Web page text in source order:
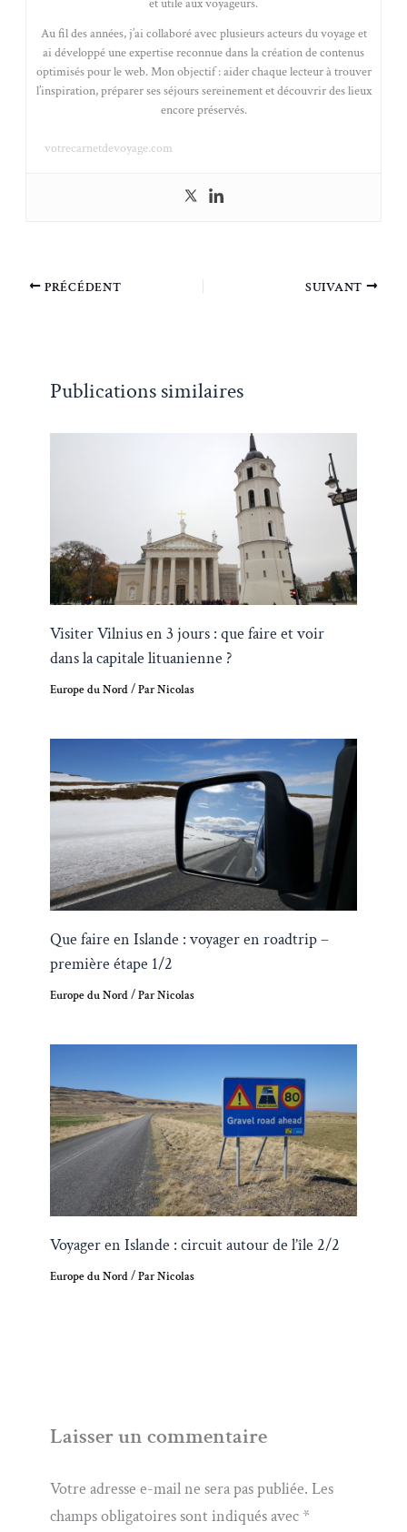
et utile aux voyageurs.
Au fil des années, j’ai collaboré avec plusieurs acteurs du voyage et
ai développé une expertise reconnue dans la création de contenus
optimisés pour le web. Mon objectif : aider chaque lecteur à trouver
l’inspiration, préparer ses séjours sereinement et découvrir des lieux
encore préservés.
votrecarnetdevoyage.com
PRÉCÉDENT SUIVANT
Publications similaires
Visiter Vilnius en 3 jours : que faire et voir
dans la capitale lituanienne ?
Europe du Nord/ ParNicolas
Que faire en Islande : voyager en roadtrip –
première étape 1/2
Europe du Nord/ ParNicolas
Voyager en Islande : circuit autour de l’île 2/2
Europe du Nord/ ParNicolas
Laisser un commentaire
Votre adresse e-mail ne sera pas publiée. Les
champs obligatoires sont indiqués avec *